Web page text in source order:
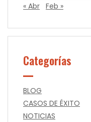
« Abr Feb »
Categorías
BLOG
CASOS DE ÉXITO
NOTICIAS